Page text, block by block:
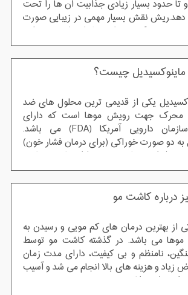
تا حدود بسیار زیادی جذابیت آن ها را تحت
دهد.ریش نقش بسیار مهمی در زیبایی صورت
نفس یک مرد دارد، بنابراین از دست رفتن
دلیلی می تواند فرد را دچار افسردگی و
کند .تنها روش قطعی بازگشت مو در این
انجام کاشت ریش می باشد. اما ریش در
چیست؟
یکی از قدیمی ترین محلول های ضد
محرک جهت رویش موها است که دارای
تاییدیه از سازمان دارویی آمریکا (FDA) می باشد.
به دو صورت خوراکی (برای درمان فشار خون)
(برای درمان ریزش مو) استفاده می ‌شود.
محلول ماینوکسیدیل توسط بسیاری از
درمان و جلوگیری از ریزش مو تجویز می
در درمان الگوی ریزش مو بسیار
کاشت مو
از بهترین درمان های کم مویی و رسیدن به
موها می باشد. در گذشته کاشت مو توسط
نامنظم و بی کیفیت، دارای مدت زمان
زیاد و هزینه های بالا انجام می شد و آسیب
خواهد داشت.